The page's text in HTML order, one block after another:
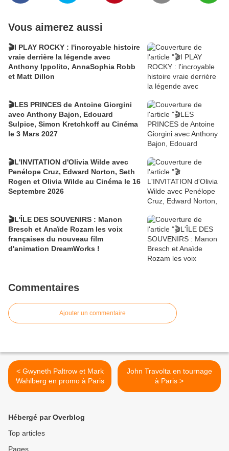
Vous aimerez aussi
🎬I PLAY ROCKY : l'incroyable histoire
vraie derrière la légende avec
Anthony Ippolito, AnnaSophia Robb
et Matt Dillon
🎬LES PRINCES de Antoine Giorgini
avec Anthony Bajon, Edouard
Sulpice, Simon Kretchkoff au Cinéma
le 3 Mars 2027
🎬L'INVITATION d'Olivia Wilde avec
Penélope Cruz, Edward Norton, Seth
Rogen et Olivia Wilde au Cinéma le 16
Septembre 2026
🎬L'ÎLE DES SOUVENIRS : Manon
Bresch et Anaïde Rozam les voix
françaises du nouveau film
d'animation DreamWorks !
Commentaires
Ajouter un commentaire
< Gwyneth Paltrow et Mark
Wahlberg en promo à Paris
John Travolta en tournage
à Paris >
Hébergé par Overblog
Top articles
Pages